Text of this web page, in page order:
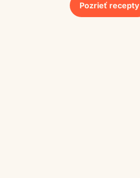
Pozrieť recepty